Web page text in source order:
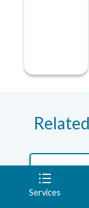
MedPoint
Visit
for non-
Services